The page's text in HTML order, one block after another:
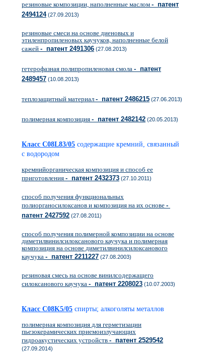
резиновые композиции, наполненные маслом - патент
2494124(27.09.2013)
резиновые смеси на основе диеновых и
этиленпропиленовых каучуков, наполненные белой
сажей - патент 2491306 (27.08.2013)
гетерофазная полипропиленовая смола - патент
2489457 (10.08.2013)
теплозащитный материал - патент 2486215 (27.06.2013)
полимерная композиция - патент 2482142 (20.05.2013)
Класс C08L83/05 содержащие кремний, связанный
с водородом
кремнийорганическая композиция и способ ее
приготовления - патент 2432373 (27.10.2011)
способ получения функциональных
полиорганосилоксанов и композиция на их основе -
патент 2427592 (27.08.2011)
способ получения полимерной композиции на основе
диметилвинилсилоксанового каучука и полимерная
композиция на основе диметилвинилсилоксанового
каучука - патент 2211227 (27.08.2003)
резиновая смесь на основе винилсодержащего
силоксанового каучука - патент 2208023 (10.07.2003)
Класс C08K5/05 спирты; алкоголяты металлов
полимерная композиция для герметизации
пьезокерамических приемоизлучающих
гидроакустических устройств - патент 2529542
(27.09.2014)